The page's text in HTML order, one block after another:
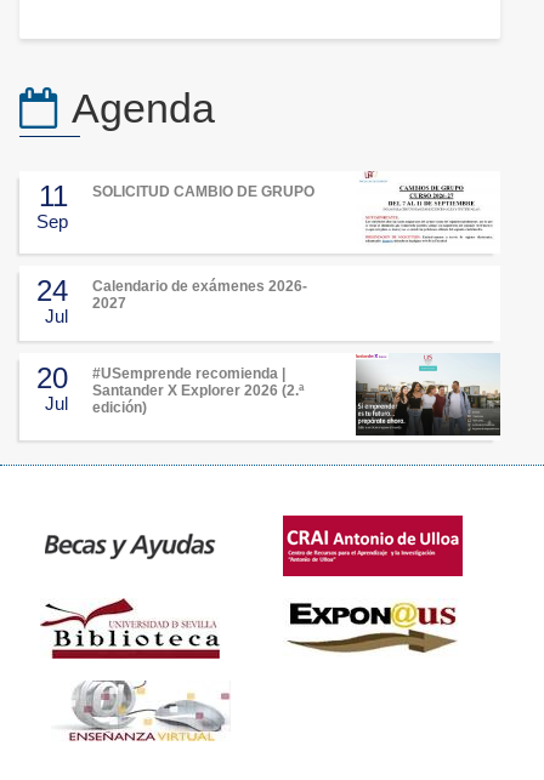
Agenda
11
Sep
SOLICITUD CAMBIO DE GRUPO
24
Jul
Calendario de exámenes 2026-
2027
20
Jul
#USemprende recomienda |
Santander X Explorer 2026 (2.ª
edición)